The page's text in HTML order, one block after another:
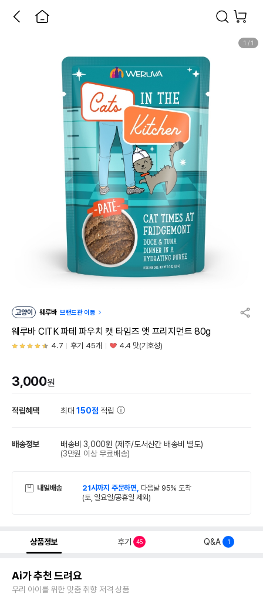
1 / 1
고양이 웨루바 브랜드관 이동
웨루바 CITK 파테 파우치 캣 타임즈 앳 프리지먼트 80g
4.7 후기 45개 4.4 맛(기호성)
3,000원
적립혜택 최대150점 적립
배송정보 배송비 3,000원 (제주/도서산간 배송비 별도)
(3만원 이상 무료배송)
내일배송 21시까지 주문하면, 다음날 95% 도착
(토, 일요일/공휴일 제외)
상품정보 후기 45 Q&A 1
Ai가 추천 드려요
우리 아이를 위한 맞춤 취향 저격 상품